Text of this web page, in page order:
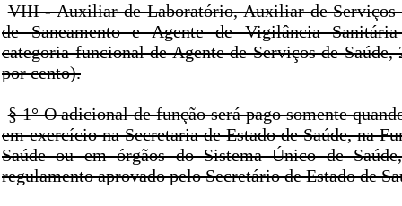
VIII - Auxiliar de Laboratório, Auxiliar de Serviços
de Saneamento e Agente de Vigilância
categoria funcional de Agente de Serviços de
por cento).
§ 1° O adicional de função será pago somente
em exercício na Secretaria de Estado de Saúde, na
Saúde ou em órgãos do Sistema Único de
regulamento aprovado pelo Secretário de Estado de